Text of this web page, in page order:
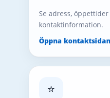
Se adress,
kontaktinformation.
Öppna
⭐